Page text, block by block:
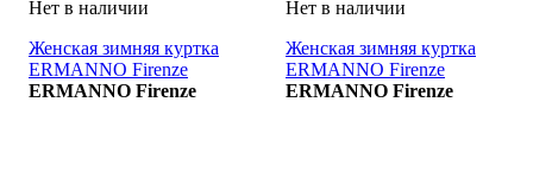
Женская зимняя куртка
ERMANNO Firenze
GIUBBINO
ERMANNO Firenze
Женская зимняя куртка
ERMANNO Firenze
GIUBBINO
ERMANNO Firenze